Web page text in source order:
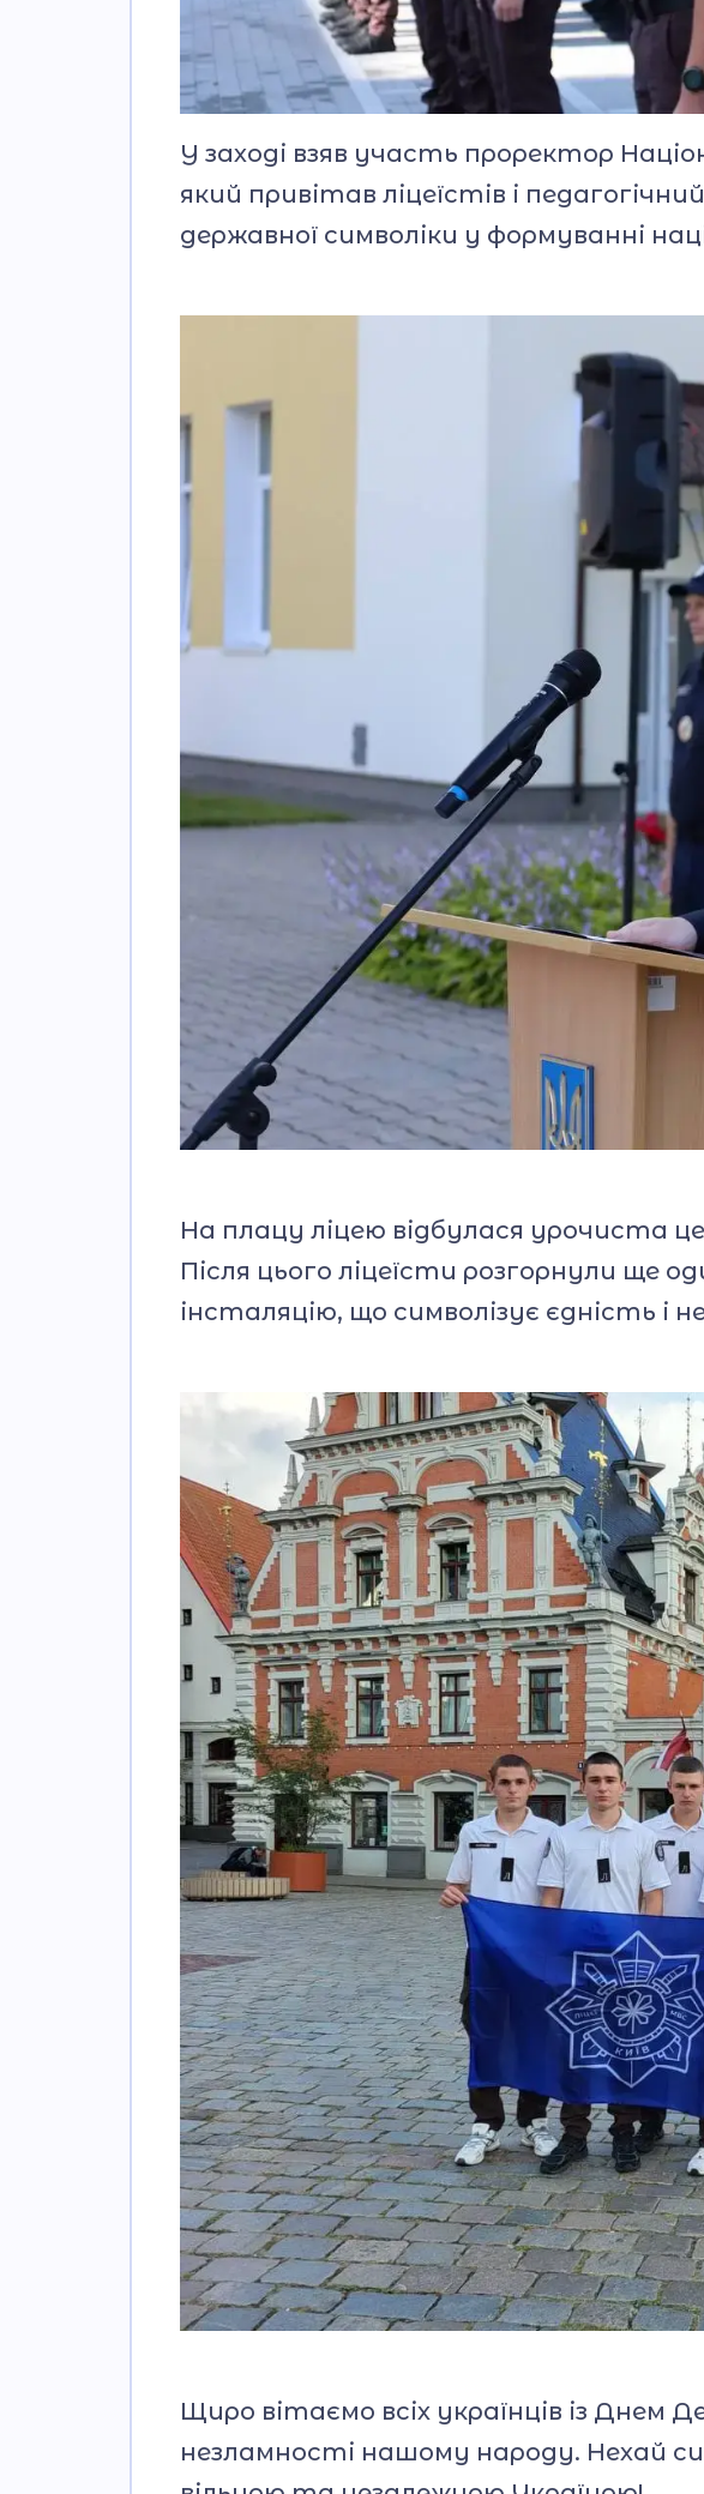
У заході взяв участь проректор
який привітав ліцеїстів і
державної символіки у формуванні
На плацу ліцею відбулася урочиста
Після цього ліцеїсти розгорнули ще
інсталяцію, що символізує єдність і
Щиро вітаємо всіх українців із
незламності нашому народу. Нехай